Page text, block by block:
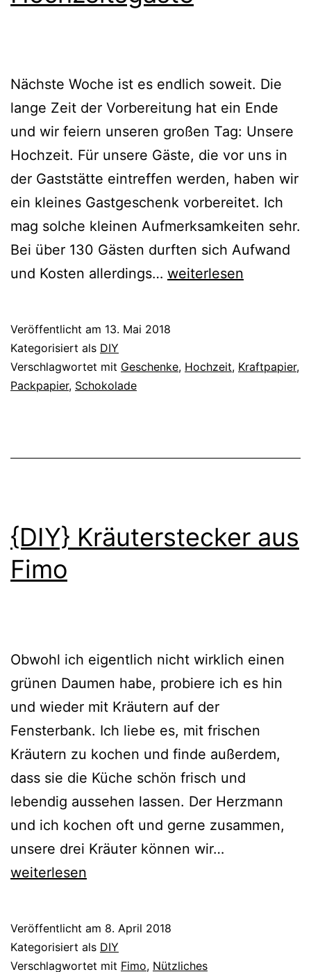
Nächste Woche ist es endlich soweit. Die
lange Zeit der Vorbereitung hat ein Ende
und wir feiern unseren großen Tag: Unsere
Hochzeit. Für unsere Gäste, die vor uns in
der Gaststätte eintreffen werden, haben wir
ein kleines Gastgeschenk vorbereitet. Ich
mag solche kleinen Aufmerksamkeiten sehr.
Bei über 130 Gästen durften sich Aufwand
und Kosten allerdings… {DIY}
die
weiterlesen
Veröffentlicht am 13. Mai 2018
Kategorisiert als DIY
Verschlagwortet mit Geschenke, Hochzeit, Kraftpapier,
Packpapier, Schokolade
{DIY} Kräuterstecker aus
Fimo
Obwohl ich eigentlich nicht wirklich einen
grünen Daumen habe, probiere ich es hin
und wieder mit Kräutern auf der
Fensterbank. Ich liebe es, mit frischen
Kräutern zu kochen und finde außerdem,
dass sie die Küche schön frisch und
lebendig aussehen lassen. Der Herzmann
und ich kochen oft und gerne zusammen,
unsere drei Kräuter können wir…
weiterlesen
Veröffentlicht am 8. April 2018
Kategorisiert als DIY
Verschlagwortet mit Fimo, Nützliches